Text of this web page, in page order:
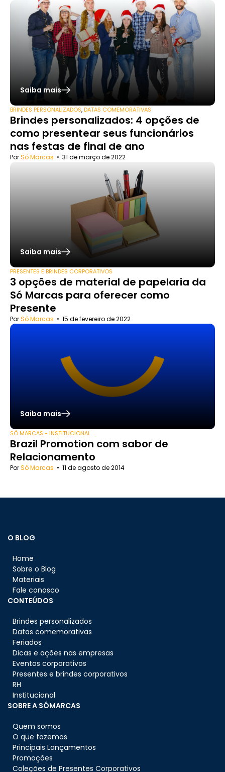
Saiba mais
BRINDES PERSONALIZADOS,DATAS COMEMORATIVAS
Brindes personalizados: 4 opções de
como presentear seus funcionários
nas festas de final de ano
PorSó Marcas • 31 de março de 2022
Saiba mais
PRESENTES E BRINDES CORPORATIVOS
3 opções de material de papelaria da
Só Marcas para oferecer como
Presente
PorSó Marcas • 15 de fevereiro de 2022
Saiba mais
SÓ MARCAS - INSTITUCIONAL
Brazil Promotion com sabor de
Relacionamento
PorSó Marcas • 11 de agosto de 2014
O BLOG
Home
Sobre o Blog
Materiais
Fale conosco
CONTEÚDOS
Brindes personalizados
Datas comemorativas
Feriados
Dicas e ações nas empresas
Eventos corporativos
Presentes e brindes corporativos
RH
Institucional
SOBRE A SÓMARCAS
Quem somos
O que fazemos
Principais Lançamentos
Promoções
Coleções de Presentes Corporativos